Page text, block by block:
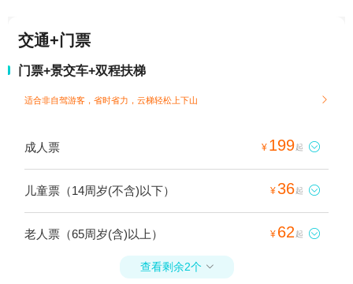
交通+门票
门票+景交车+双程扶梯
适合非自驾游客，省时省力，云梯轻松上下山 
成人票 ¥ 199起 
儿童票（14周岁(不含)以下） ¥36起 
老人票（65周岁(含)以上） ¥ 62 起 
查看剩余2个 